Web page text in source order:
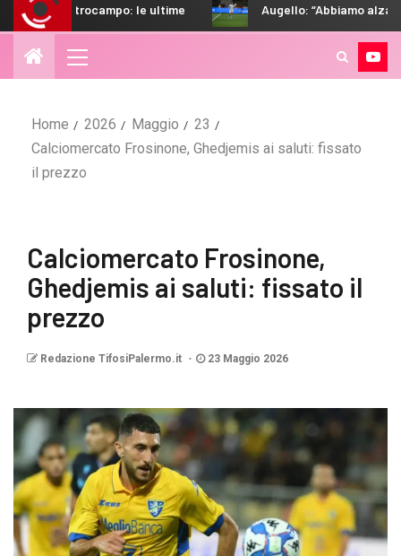
le ultime Augello: “Abbiamo alzato il livello.
Home 2026 Maggio
23
Calciomercato Frosinone, Ghedjemis ai saluti: fissato
il prezzo
Calciomercato Frosinone,
Ghedjemis ai saluti: fissato il
prezzo
Redazione TifosiPalermo.it 23 Maggio 2026